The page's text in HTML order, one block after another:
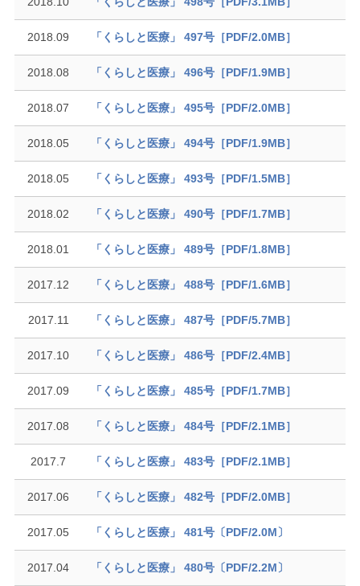
2018.09 「くらしと医療」 497号［PDF/2.0MB］
2018.08 「くらしと医療」 496号［PDF/1.9MB］
2018.07 「くらしと医療」 495号［PDF/2.0MB］
2018.05 「くらしと医療」 494号［PDF/1.9MB］
2018.05 「くらしと医療」 493号［PDF/1.5MB］
2018.02 「くらしと医療」 490号［PDF/1.7MB］
2018.01 「くらしと医療」 489号［PDF/1.8MB］
2017.12 「くらしと医療」 488号［PDF/1.6MB］
2017.11 「くらしと医療」 487号［PDF/5.7MB］
2017.10 「くらしと医療」 486号［PDF/2.4MB］
2017.09 「くらしと医療」 485号［PDF/1.7MB］
2017.08 「くらしと医療」 484号［PDF/2.1MB］
2017.7 「くらしと医療」 483号［PDF/2.1MB］
2017.06 「くらしと医療」 482号［PDF/2.0MB］
2017.05 「くらしと医療」 481号〔PDF/2.0M〕
2017.04 「くらしと医療」 480号〔PDF/2.2M〕